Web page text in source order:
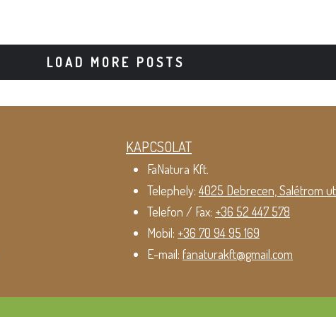
LOAD MORE POSTS
KAPCSOLAT
FaNatura Kft.
Telephely:4025 Debrecen, Salétrom
Telefon / Fax: +36 52 447 578
Mobil: +36 70 94 95 169
E-mail: fanaturakft@gmail.com